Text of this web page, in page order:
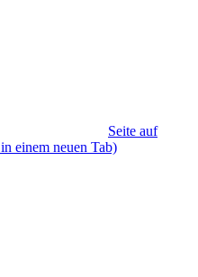
Seite auf
einem neuen Tab)